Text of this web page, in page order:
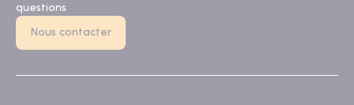
questions
Nous contacter